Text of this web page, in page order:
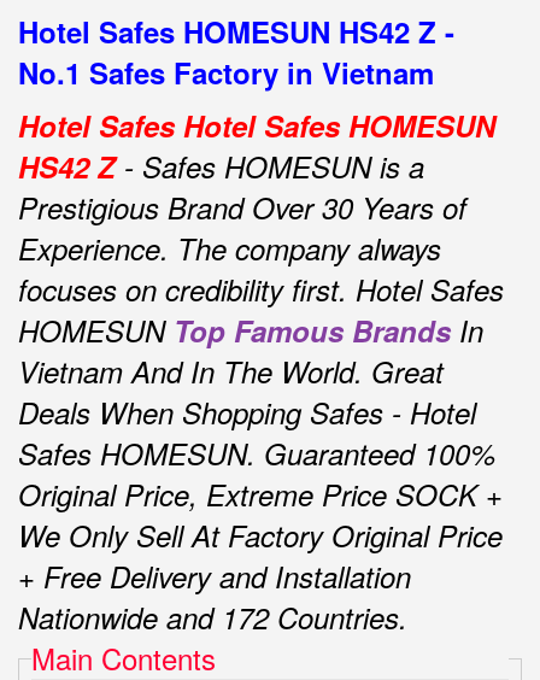
Hotel Safes HOMESUN HS42 Z -
No.1 Safes Factory in Vietnam
Hotel Safes Hotel Safes HOMESUN
HS42 Z- Safes HOMESUN is a
Prestigious Brand Over 30 Years of
Experience. The company always
focuses on credibility first. Hotel Safes
HOMESUN Top Famous Brands In
Vietnam And In The World. Great
Deals When Shopping Safes - Hotel
Safes HOMESUN. Guaranteed 100%
Original Price, Extreme Price SOCK +
We Only Sell At Factory Original Price
+ Free Delivery and Installation
Nationwide and 172 Countries.
Main Contents